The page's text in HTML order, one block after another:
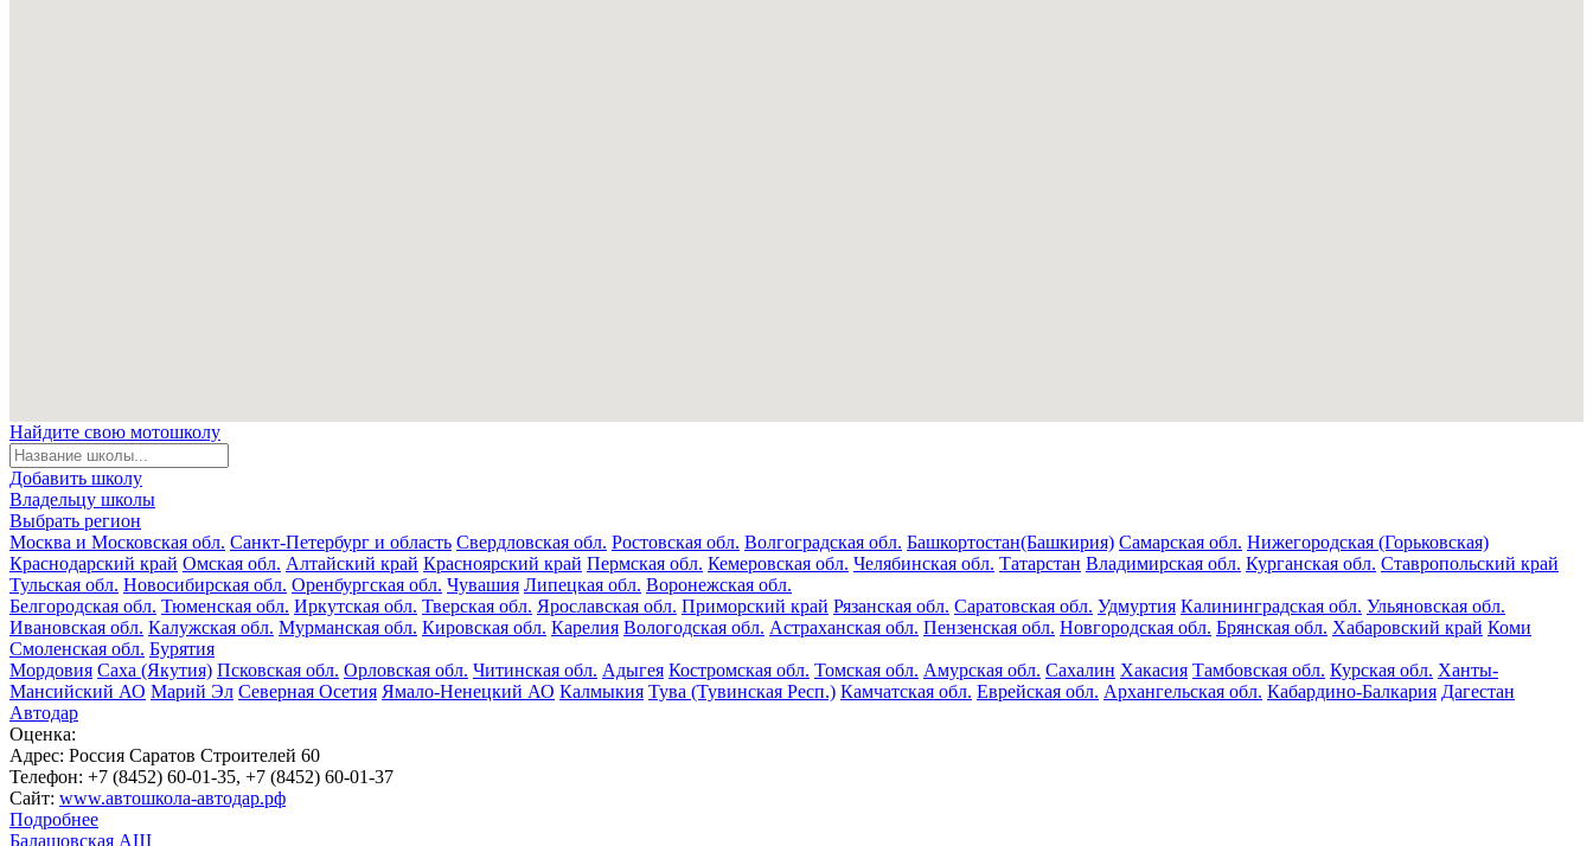
Найдите свою мотошколу
Добавить школу
Владельцу школы
Выбрать регион
Москва и Московская обл. Санкт-Петербург и область Свердловская обл. Ростовская обл. Волгоградская обл. Башкортостан(Башкирия) Самарская обл. Нижегородская (Горьковская)
Краснодарский край Омская обл. Алтайский край Красноярский край Пермская обл. Кемеровская обл. Челябинская обл. Татарстан Владимирская обл. Курганская обл. Ставропольский край
Тульская обл. Новосибирская обл. Оренбургская обл. Чувашия Липецкая обл. Воронежская обл.
Белгородская обл. Тюменская обл. Иркутская обл. Тверская обл. Ярославская обл. Приморский край Рязанская обл. Саратовская обл. Удмуртия Калининградская обл. Ульяновская обл.
Ивановская обл. Калужская обл. Мурманская обл. Кировская обл. Карелия Вологодская обл. Астраханская обл. Пензенская обл. Новгородская обл. Брянская обл. Хабаровский край Коми
Смоленская обл. Бурятия
Мордовия Саха (Якутия) Псковская обл. Орловская обл. Читинская обл. Адыгея Костромская обл. Томская обл. Амурская обл. Сахалин Хакасия Тамбовская обл. Курская обл. Ханты-
Мансийский АО Марий Эл Северная Осетия Ямало-Ненецкий АО Калмыкия Тува (Тувинская Респ.) Камчатская обл. Еврейская обл. Архангельская обл. Кабардино-Балкария Дагестан
Автодар
Оценка:
Адрес: Россия Саратов Строителей 60
Телефон: +7 (8452) 60-01-35, +7 (8452) 60-01-37
Сайт: www.автошкола-автодар.рф
Подробнее
Балашовская АШ